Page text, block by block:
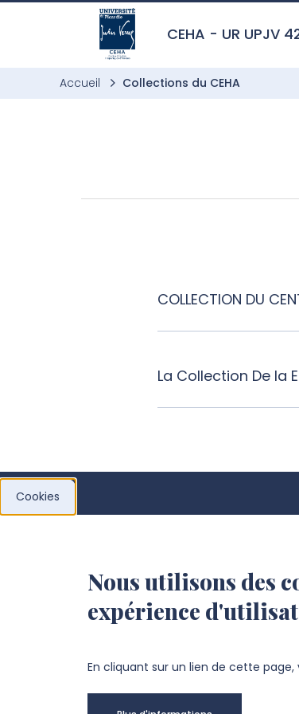
Aller à l’entête de page
Aller au menu principale
Aller au contenu principal
Aller à la recherche
Passer aux cookies
Aller au pied de page
CEHA - UR UPJV
Accueil Collections du CEHA
COLLECTION DU
La Collection De la
d’Amiens (CEHA)
10 rue des Français libres
+33 3 64 26 83 43
cyril.caux@u-picardie.fr
Cookies
Nous utilisons des
expérience
En cliquant sur un lien de cette